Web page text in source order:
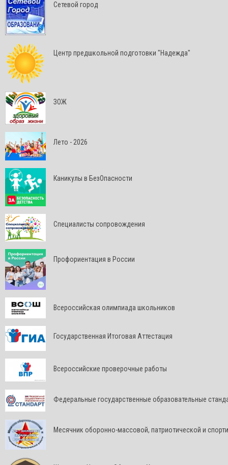
Сетевой город
Центр предшкольной подготовки "Надежда"
ЗОЖ
Лето - 2026
Каникулы в БезОпасности
Специалисты сопровождения
Профориентация в России
Всероссийская олимпиада школьников
Государственная Итоговая Аттестация
Всероссийские проверочные работы
Федеральные государственные образовательные
Месячник оборонно-массовой, патриотической и